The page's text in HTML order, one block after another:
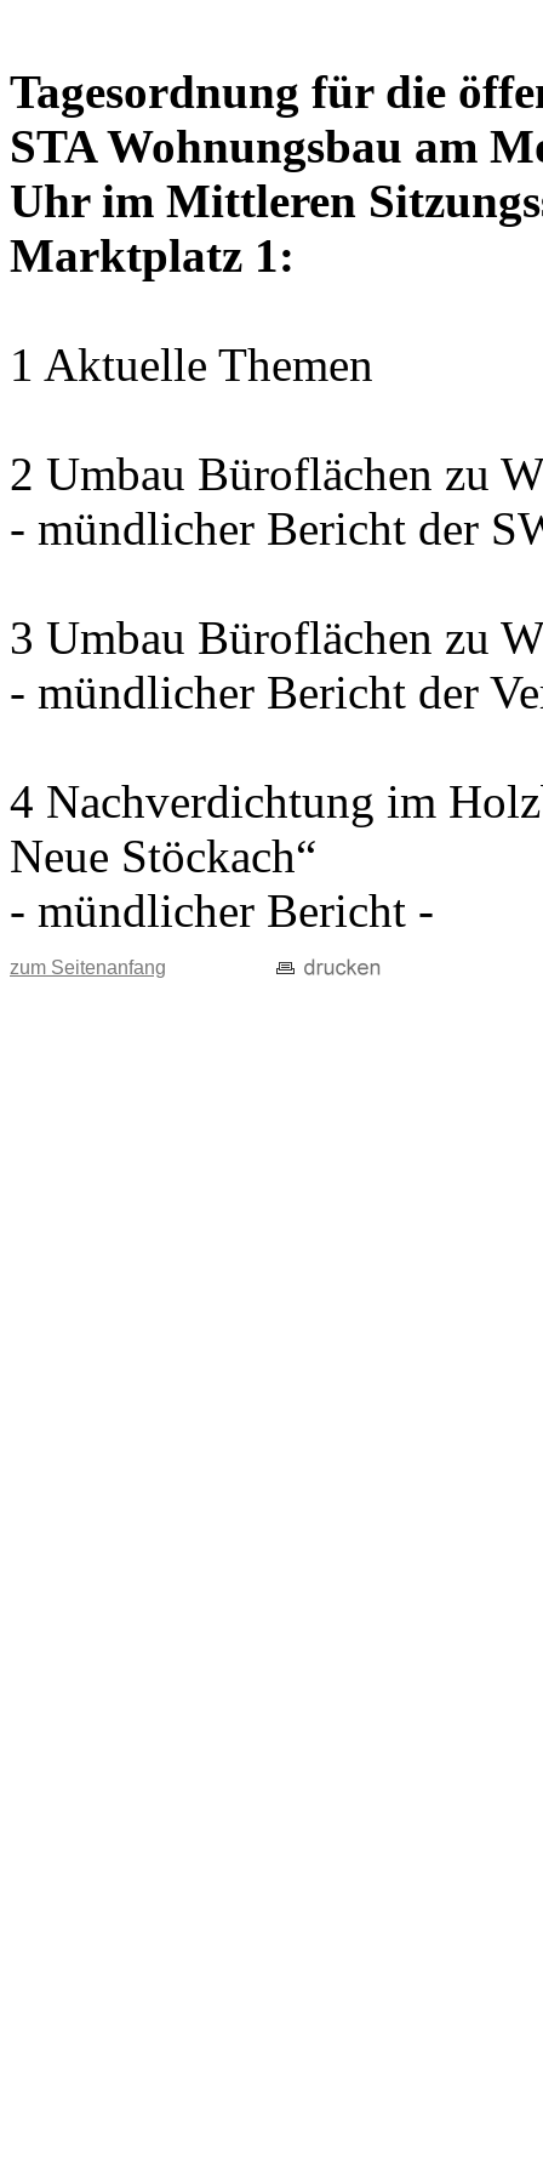
Tagesordnung für die
STA Wohnungsbau am
Uhr im Mittleren
Marktplatz 1:
1 Aktuelle Themen
2 Umbau Büroflächen zu
- mündlicher Bericht der
3 Umbau Büroflächen zu
- mündlicher Bericht der
4 Nachverdichtung im
Neue Stöckach“
- mündlicher Bericht -
zum Seitenanfang